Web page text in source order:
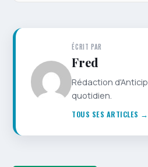
ÉCRIT PAR
Fred
Rédaction
quotidien.
TOUS SES ARTICLES →